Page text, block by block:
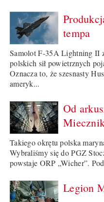
tempa
Samolot F-35A Lightning II
polskich sił powietrznych
Oznacza to, że szesnasty
ameryk...
Od
Takiego okrętu polska
Wybraliśmy się do PGZ
powstaje ORP „Wicher”.
Legion